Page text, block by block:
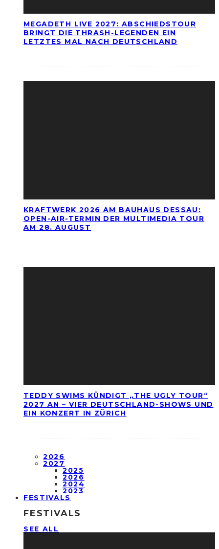
MEGADETH LIVE 2027: ABSCHIEDSTOUR
BRINGT DIE THRASH-LEGENDEN EIN
LETZTES MAL NACH DEUTSCHLAND
KRAFTWERK 2026 AM BAUHAUS DESSAU:
OPEN-AIR-TERMIN DER MULTIMEDIA TOUR
AM 28. AUGUST
TEDDY SWIMS KÜNDIGT „THE UGLY TOUR“
2027 AN – VIER DEUTSCHLAND-SHOWS UND
EIN KONZERT IN ZÜRICH
2026
2027
2025
2026
2024
2023
FESTIVALS
FESTIVALS
SEE ALL